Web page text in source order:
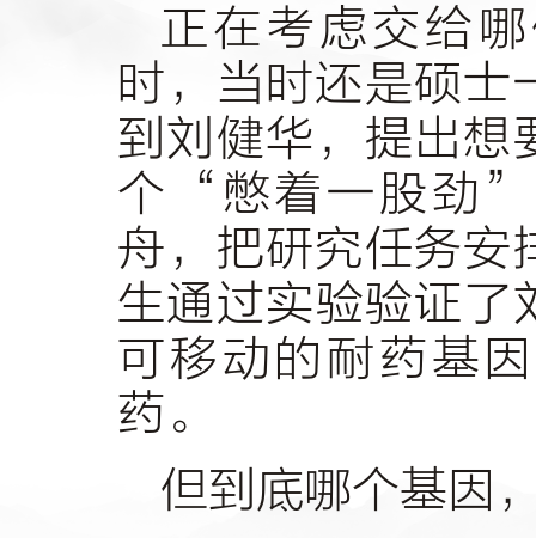
正在考虑交给
时，当时还是硕士
到刘健华，提出想
个“憋着一股劲”
舟，把研究任务安
生通过实验验证
可移动的耐药基
药。
但到底哪个基因